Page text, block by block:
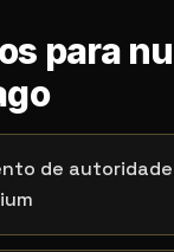
para
de